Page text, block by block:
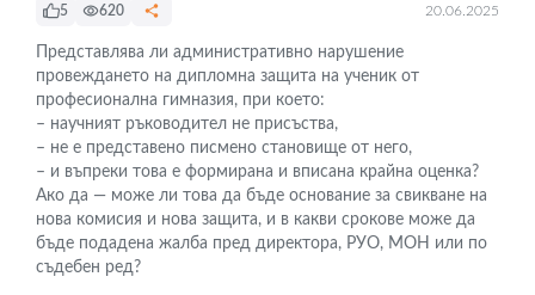
5 620 20.06.2025
Представлява ли административно нарушение
провеждането на дипломна защита на ученик от
професионална гимназия, при което:
– научният ръководител не присъства,
– не е представено писмено становище от него,
– и въпреки това е формирана и вписана крайна оценка?
Ако да — може ли това да бъде основание за свикване на
нова комисия и нова защита, и в какви срокове може да
бъде подадена жалба пред директора, РУО, МОН или по
съдебен ред?